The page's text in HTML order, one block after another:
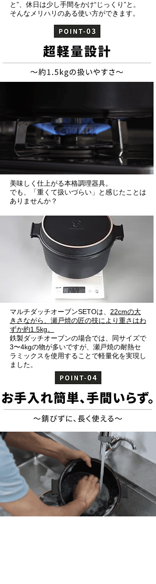
と”、休日は少し手間をかけ“じっくり”と。
そんなメリハリのある使い方ができます。
美味しく仕上がる本格調理器具。
でも、「重くて扱いづらい」と感じたことは
ありませんか？
マルチダッチオーブンSETOは、 22cmの大
きさながら、瀬戸焼の匠の技により重さはわ
ずか約1.5kg。
鉄製ダッチオーブンの場合では、同サイズで
3〜4kgの物が多いですが、瀬戸焼の耐熱セ
ラミックスを使用することで軽量化を実現し
ました。